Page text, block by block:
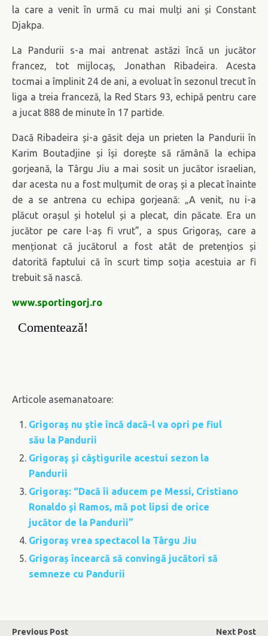
la care a venit în urmă cu mai mulți ani și Constant
Djakpa.
La Pandurii s-a mai antrenat astăzi încă un jucător
francez, tot mijlocaș, Jonathan Ribadeira. Acesta
tocmai a împlinit 24 de ani, a evoluat în sezonul trecut în
liga a treia franceză, la Red Stars 93, echipă pentru care
a jucat 888 de minute în 17 partide.
Dacă Ribadeira și-a găsit deja un prieten la Pandurii în
Karim Boutadjine și își dorește să rămână la echipa
gorjeană, la Târgu Jiu a mai sosit un jucător israelian,
dar acesta nu a fost mulțumit de oraș și a plecat înainte
de a se antrena cu echipa gorjeană: „A venit, nu i-a
plăcut orașul și hotelul și a plecat, din păcate. Era un
jucător pe care l-aș fi vrut”, a spus Grigoraș, care a
menționat că jucătorul a fost atât de pretențios și
datorită faptului că în scurt timp soția acestuia ar fi
trebuit să nască.
www.sportingorj.ro
Comentează!
Articole asemanatoare:
Grigoraş nu ştie încă dacă-l va opri pe fiul
său la Pandurii
Grigoraş şi câştigurile acestui sezon la
Pandurii
Grigoraş: “Dacă îi aducem pe Messi, Cristiano
Ronaldo şi Ramos, mă pot lipsi de orice
jucător de la Pandurii”
Grigoraş vrea spectacol la Târgu Jiu
Grigoraș încearcă să convingă jucători să
semneze cu Pandurii
Previous Post Next Post